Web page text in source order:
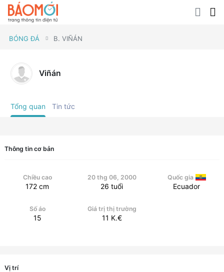
BÓNG ĐÁ B. VIÑÁN
Viñán
Tổng quan Tin tức
Thông tin cơ bản
Chiều cao
172 cm
20 thg 06, 2000
26 tuổi
Quốc gia
Ecuador
Số áo
15
Giá trị thị trường
11 K.€
Vị trí